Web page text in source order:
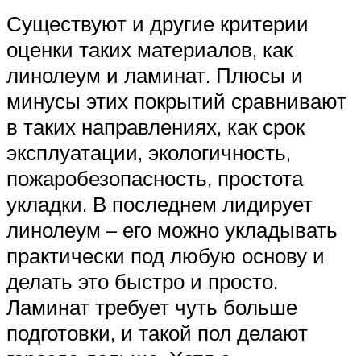
Существуют и другие критерии
оценки таких материалов, как
линолеум и ламинат. Плюсы и
минусы этих покрытий сравнивают
в таких направлениях, как срок
эксплуатации, экологичность,
пожаробезопасность, простота
укладки. В последнем лидирует
линолеум – его можно укладывать
практически под любую основу и
делать это быстро и просто.
Ламинат требует чуть больше
подготовки, и такой пол делают